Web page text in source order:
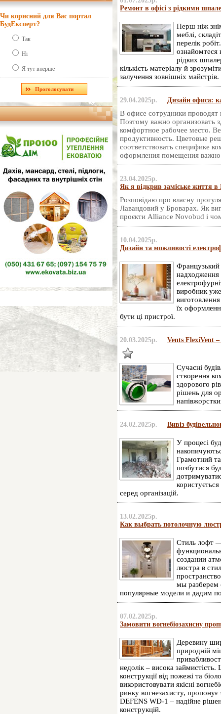
Чи корисний для Вас портал
БудЕксперт?
Так
Ні
Я тут вперше
Ремонт в офісі з рідкими
Перш ніж
меблі,
перелік
ознайомтеся
рідких
кількість матеріалу й
залучення зовнішніх майстрів.
29.04.2025р. Дизайн офиса:
В офисе сотрудники проводят
Поэтому важно организовать
комфортное рабочее место.
продуктивность. Цветовые
соответствовать специфике
оформления помещения важно
23.04.2025р.
Як я відкрив заміське життя в
Розповідаю про власну
Лавандовий у Броварах. Як
проєкти Alliance Novobud і
10.04.2025р.
Дизайн та можливості
Французький
надходження
виробник уже
їх
бути ці пристрої.
20.03.2025р. Vents FlexiVent –
Сучасні
створення
здорового
рішень для
24.02.2025р. Вивіз
У процесі
Грамотний та
позбутися
серед організацій.
13.02.2025р.
Как выбрать потолочную
Стиль лофт —
создании
люстра в
мы разберем
популярные модели и дадим
07.02.2025р.
Замовити вогнебіозахисну
Деревину
природній
недолік – висока
конструкції від пожежі та
використовувати якісні
ринку вогнезахисту,
DEFENS WD-1 – надійне
конструкцій.